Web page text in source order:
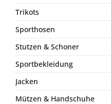
Trikots
Sporthosen
Stutzen & Schoner
Sportbekleidung
Jacken
Mützen & Handschuhe